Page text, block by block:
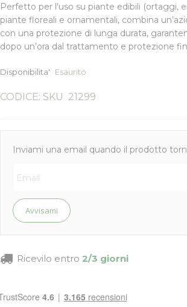
Perfetto per l'uso su piante edibili (ortaggi,
piante floreali e ornamentali, combina
con una protezione di lunga durata,
dopo un’ora dal trattamento e protezione
Disponibilita' Esaurito
CODICE: SKU 21299
Inviami una email quando il prodotto
Avvisami
Ricevilo entro 2/3 giorni